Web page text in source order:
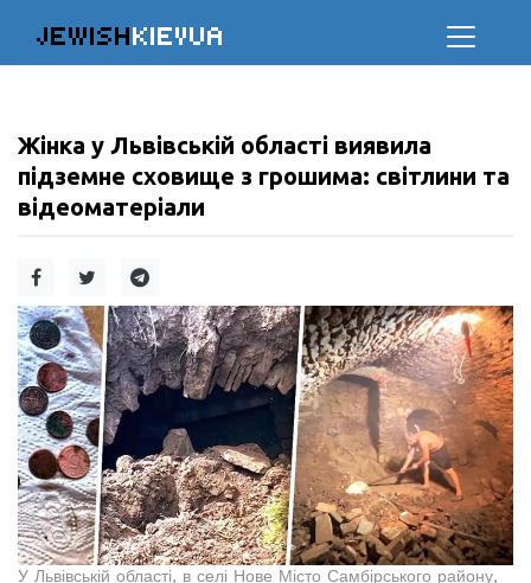
JEWISHKIEVUA
Жінка у Львівській області виявила
підземне сховище з грошима: світлини та
відеоматеріали
У Львівській області, в селі Нове Місто Самбірського району,